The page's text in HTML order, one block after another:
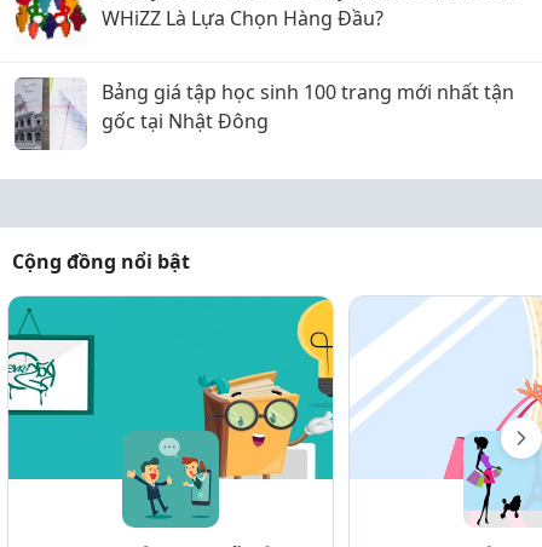
WHiZZ Là Lựa Chọn Hàng Đầu?
Bảng giá tập học sinh 100 trang mới nhất tận
gốc tại Nhật Đông
Cộng đồng nổi bật